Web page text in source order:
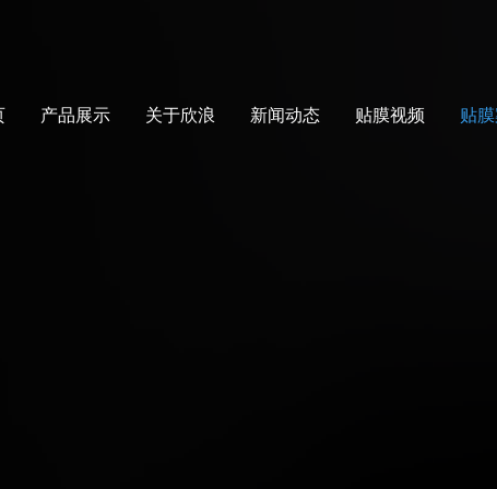
产品展示 关于欣浪 新闻动态 贴膜视频 贴